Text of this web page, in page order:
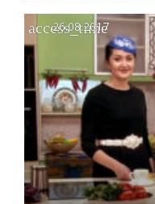
access_time
26.08.2017